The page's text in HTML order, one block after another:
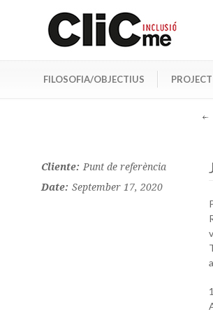
FILOSOFIA/OBJECTIUS
Cliente: Punt de referència
Date: September 17, 2020